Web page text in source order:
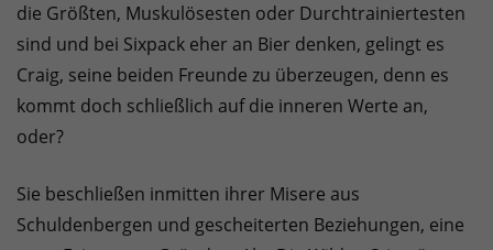
die Größten, Muskulösesten oder Durchtrainiertesten
sind und bei Sixpack eher an Bier denken, gelingt es
Craig, seine beiden Freunde zu überzeugen, denn es
kommt doch schließlich auf die inneren Werte an,
oder?
Sie beschließen inmitten ihrer Misere aus
Schuldenbergen und gescheiterten Beziehungen, eine